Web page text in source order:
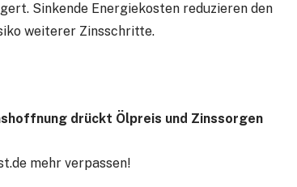
Sinkende Energiekosten reduzieren den
weiterer Zinsschritte.
drückt Ölpreis und Zinssorgen
mehr verpassen!